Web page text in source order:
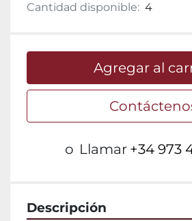
Cantidad disponible: 4
Agregar al
o Llamar +34 973
Descripción